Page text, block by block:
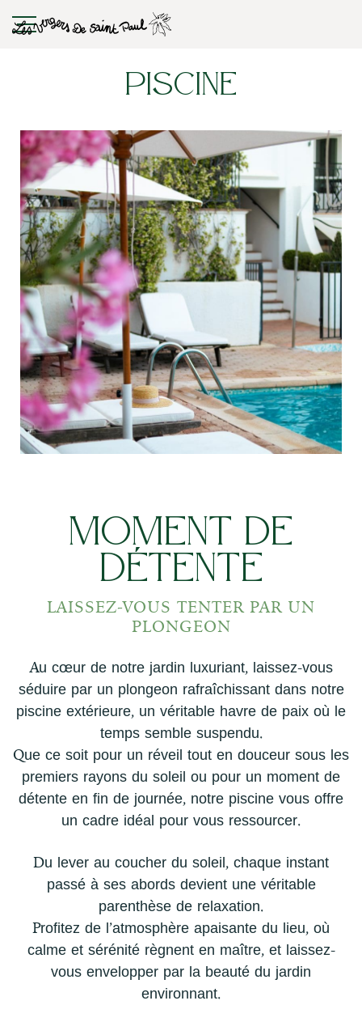
Piscine
Moment de
détente
LAISSEZ-VOUS TENTER PAR UN
PLONGEON
Au cœur de notre jardin luxuriant, laissez-vous
séduire par un plongeon rafraîchissant dans notre
piscine extérieure, un véritable havre de paix où le
temps semble suspendu.
Que ce soit pour un réveil tout en douceur sous les
premiers rayons du soleil ou pour un moment de
détente en fin de journée, notre piscine vous offre
un cadre idéal pour vous ressourcer.
Du lever au coucher du soleil, chaque instant
passé à ses abords devient une véritable
parenthèse de relaxation.
Profitez de l’atmosphère apaisante du lieu, où
calme et sérénité règnent en maître, et laissez-
vous envelopper par la beauté du jardin
environnant.